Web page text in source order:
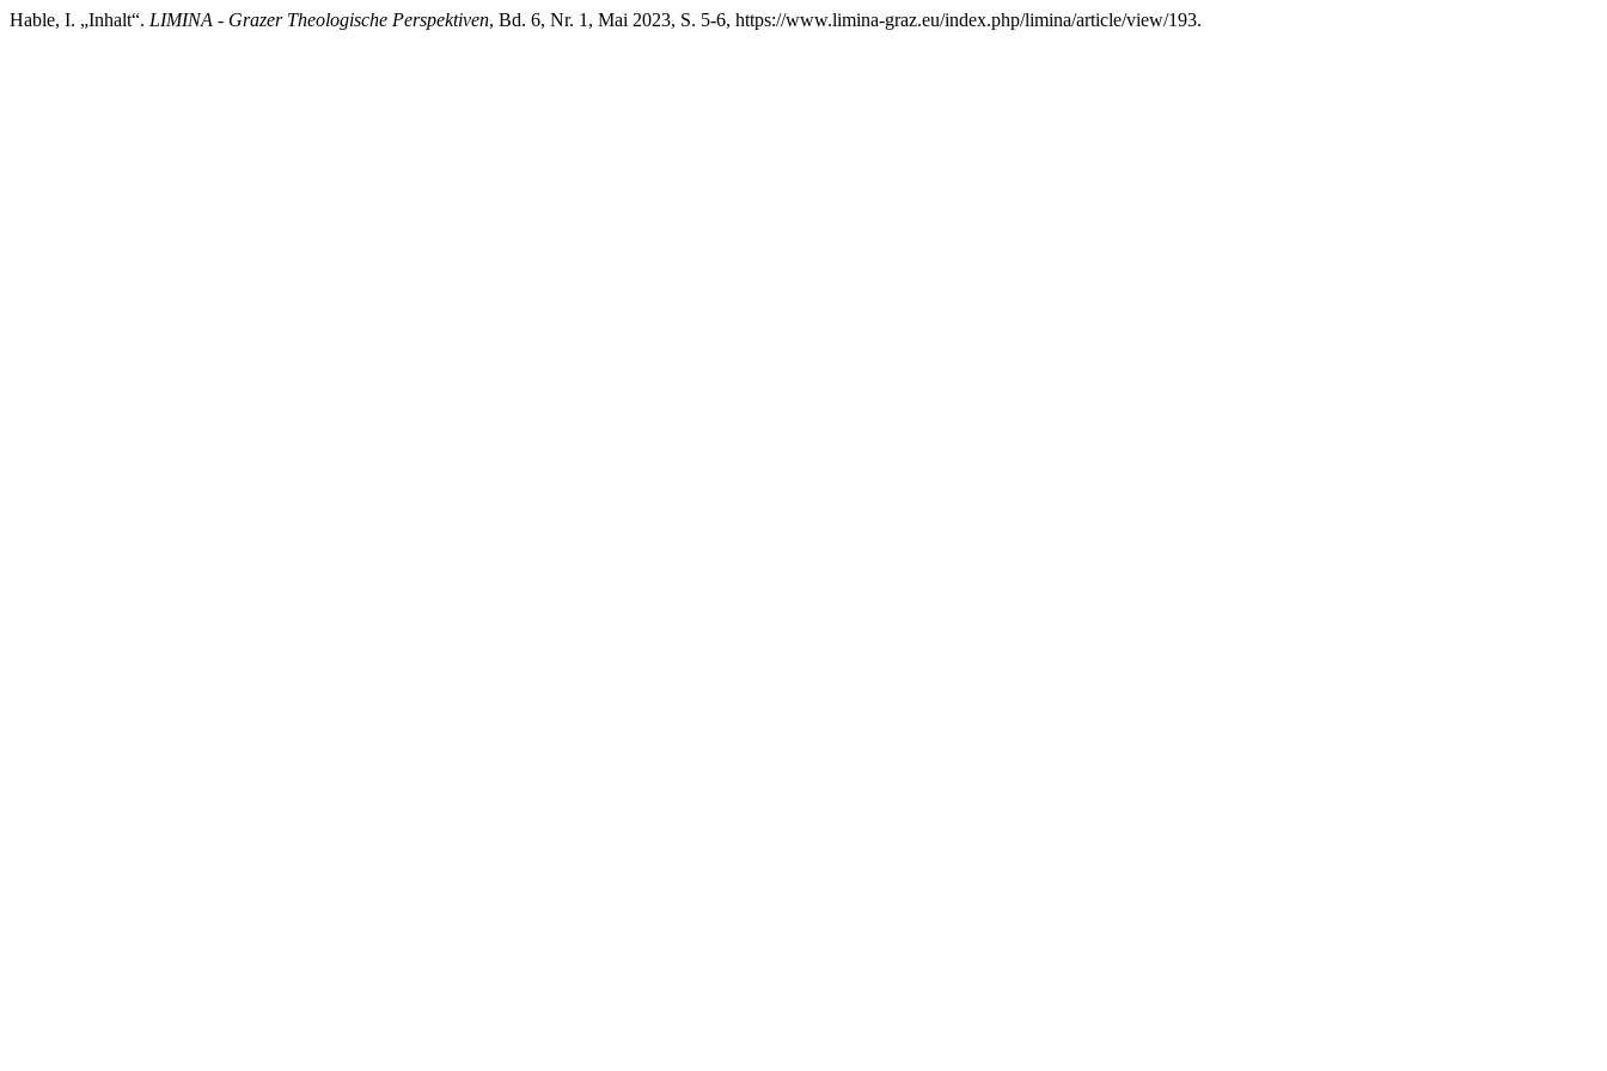
Hable, I. „Inhalt“. LIMINA - Grazer Theologische Perspektiven, Bd. 6, Nr. 1, Mai 2023, S. 5-6, https://www.limina-graz.eu/index.php/limina/article/view/193.